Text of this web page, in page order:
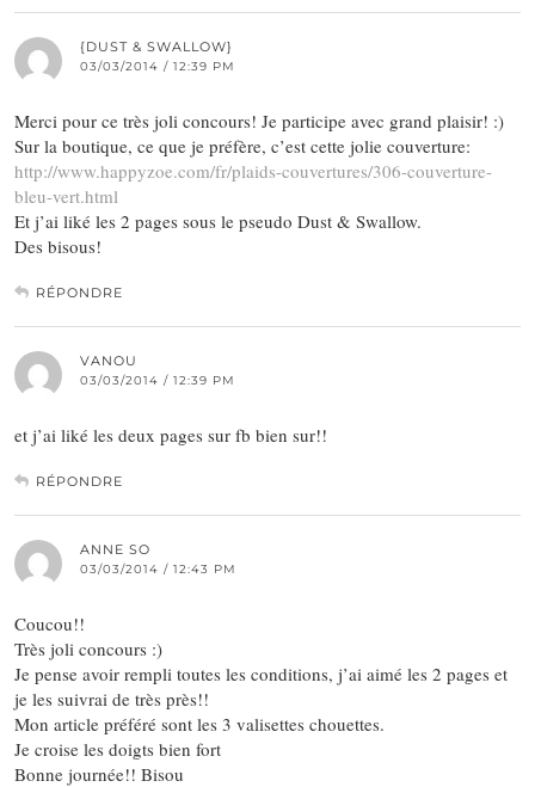
{DUST & SWALLOW}
03/03/2014 / 12:39 PM
Merci pour ce très joli concours! Je participe avec grand plaisir! :)
Sur la boutique, ce que je préfère, c’est cette jolie couverture:
http://www.happyzoe.com/fr/plaids-couvertures/306-couverture-
bleu-vert.html
Et j’ai liké les 2 pages sous le pseudo Dust & Swallow.
Des bisous!
RÉPONDRE
VANOU
03/03/2014 / 12:39 PM
et j’ai liké les deux pages sur fb bien sur!!
RÉPONDRE
ANNE SO
03/03/2014 / 12:43 PM
Coucou!!
Très joli concours :)
Je pense avoir rempli toutes les conditions, j’ai aimé les 2 pages et
je les suivrai de très près!!
Mon article préféré sont les 3 valisettes chouettes.
Je croise les doigts bien fort
Bonne journée!! Bisou